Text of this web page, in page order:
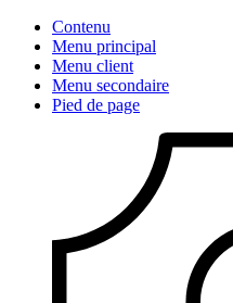
Contenu
Menu principal
Menu client
Menu secondaire
Pied de page